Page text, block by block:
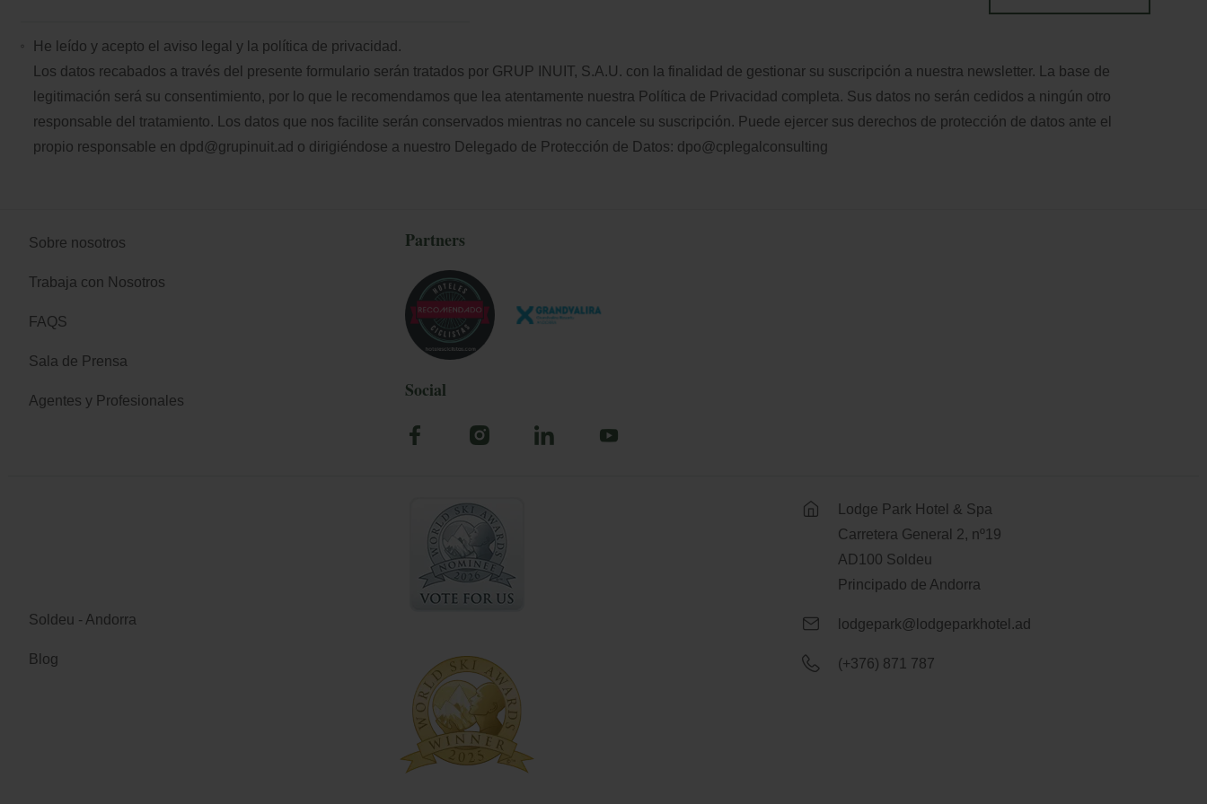
He leído y acepto el aviso legal y la política de privacidad.
Los datos recabados a través del presente formulario serán tratados por GRUP INUIT, S.A.U. con la finalidad de gestionar su suscripción a nuestra newsletter. La base de
legitimación será su consentimiento, por lo que le recomendamos que lea atentamente nuestra Política de Privacidad completa. Sus datos no serán cedidos a ningún otro
responsable del tratamiento. Los datos que nos facilite serán conservados mientras no cancele su suscripción. Puede ejercer sus derechos de protección de datos ante el
propio responsable en dpd@grupinuit.ad o dirigiéndose a nuestro Delegado de Protección de Datos: dpo@cplegalconsulting
Sobre nosotros
Trabaja con Nosotros
FAQS
Sala de Prensa
Agentes y Profesionales
Partners
Social
Soldeu - Andorra
Blog
Lodge Park Hotel & Spa
Carretera General 2, nº19
AD100 Soldeu
Principado de Andorra
lodgepark@lodgeparkhotel.ad
(+376) 871 787